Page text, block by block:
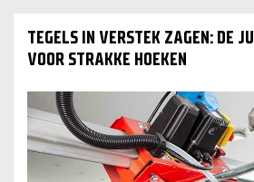
ONTDEK RUBI
TEGELS IN VERSTEK ZAGEN: DE
VOOR STRAKKE HOEKEN